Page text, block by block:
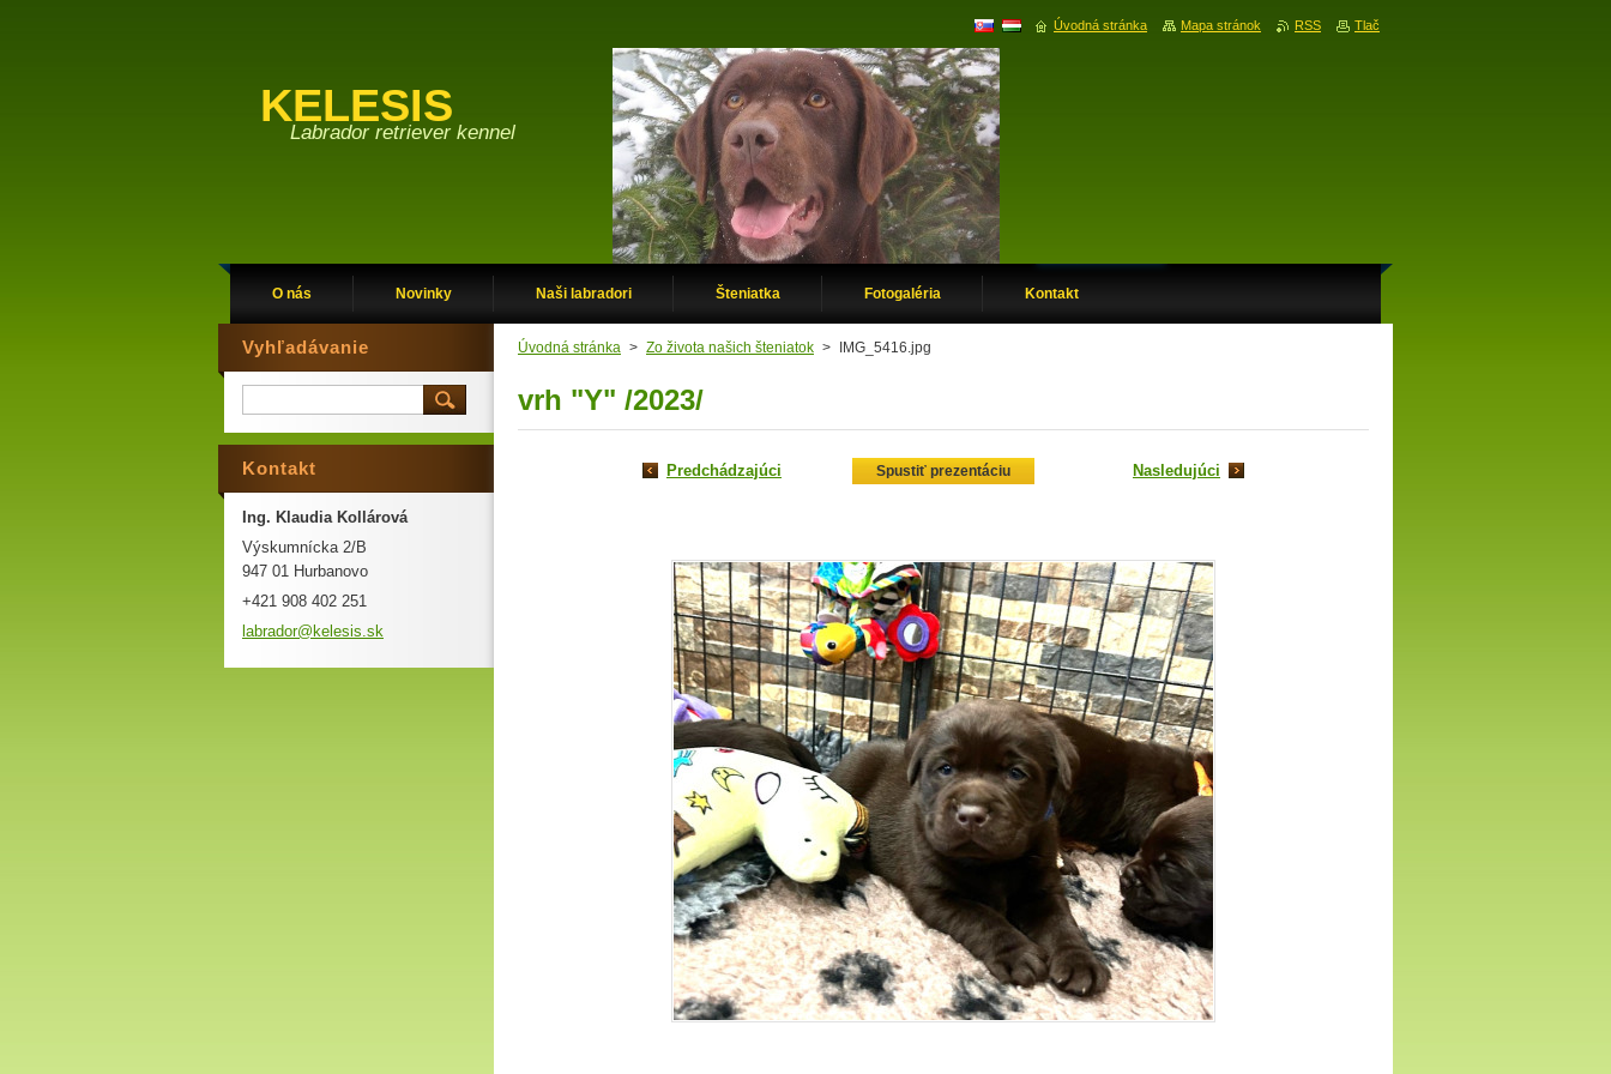
KELESIS
Labrador retriever kennel
O nás Novinky Naši labradori Šteniatka Fotogaléria Kontakt
Úvodná stránka > Zo života našich šteniatok > IMG_5416.jpg
vrh "Y" /2023/
Predchádzajúci Spustiť prezentáciu Nasledujúci
Vyhľadávanie
Kontakt
Ing. Klaudia Kollárová
Výskumnícka 2/B
947 01 Hurbanovo
+421 908 402 251
labrador@kelesis.sk
Úvodná stránka Mapa stránok RSS Tlač